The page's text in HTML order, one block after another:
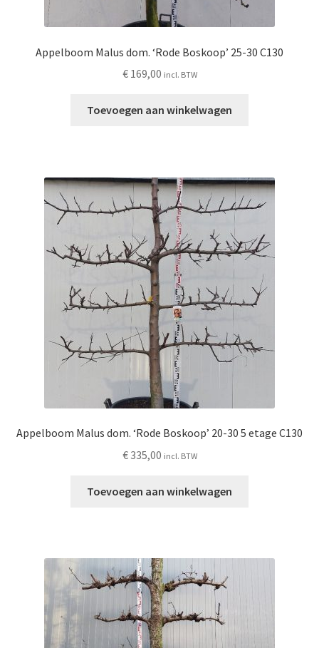
Appelboom Malus dom. ‘Rode Boskoop’ 25-30 C130
€169,00 incl. BTW
Toevoegen aan winkelwagen
Appelboom Malus dom. ‘Rode Boskoop’ 20-30 5 etage C130
€335,00 incl. BTW
Toevoegen aan winkelwagen